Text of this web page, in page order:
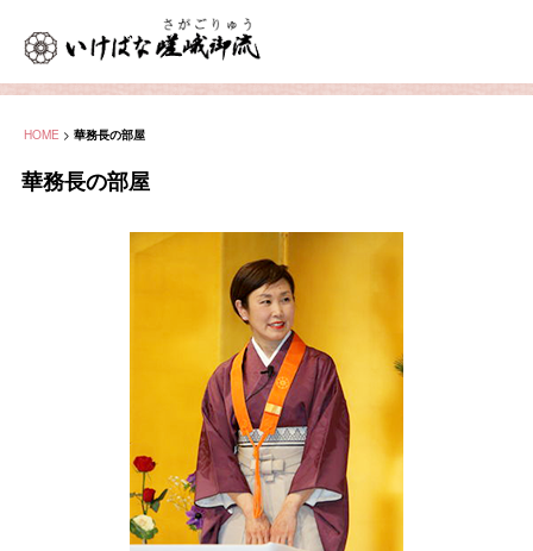
HOME > 華務長の部屋
華務長の部屋